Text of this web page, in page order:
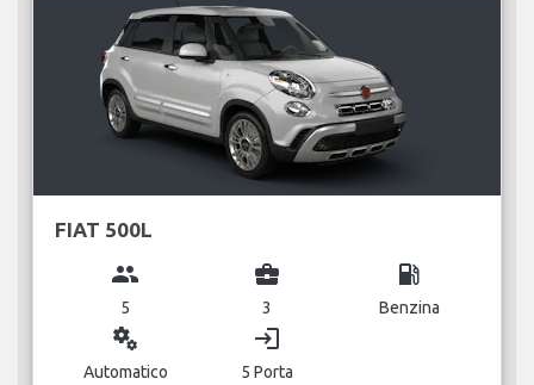
FIAT 500L
group
5
business_center
3
local_gas_station
Benzina
miscellaneous_services
Automatico
login
5 Porta